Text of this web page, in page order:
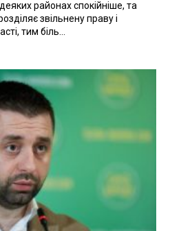
районах спокійніше, та
звільнену праву і
тим біль...